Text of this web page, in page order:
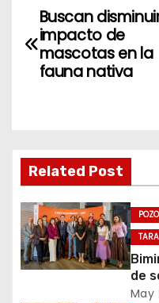
v
a
c
i
ó
Buscan
impacto de
mascotas en la
fauna nativa
Related Post
de
May